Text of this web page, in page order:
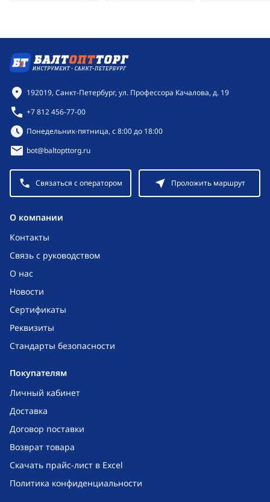
O компании
Контакты
Связь с руководством
О нас
Новости
Сертификаты
Реквизиты
Стандарты безопасности
Покупателям
Личный кабинет
Доставка
Договор поставки
Возврат товара
Скачать прайс-лист в Excel
Политика конфиденциальности
Контактная информация
192019, Санкт-Петербург, ул. Профессора Качалова, д. 19
+7 812 456-77-00
Режим работы:
Понедельник-пятница, с 8:00 до 18:00
bot@baltopttorg.ru
Связаться с оператором Проложить маршрут